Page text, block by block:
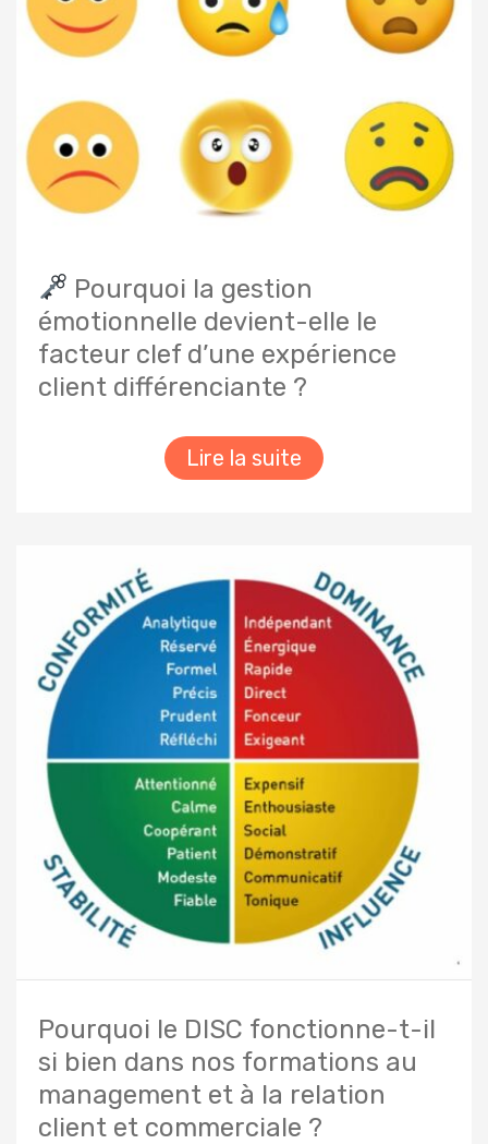
Pourquoi la gestion
émotionnelle devient-elle le
facteur clef d’une expérience
client différenciante ?
Lire la suite
Pourquoi le DISC fonctionne-t-il
si bien dans nos formations au
management et à la relation
client et commerciale ?